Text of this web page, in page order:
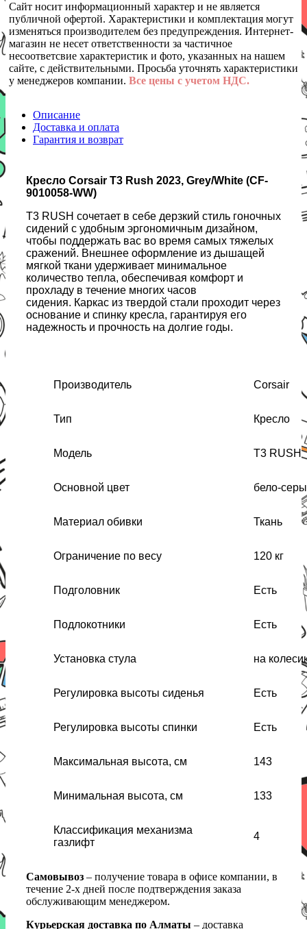
Сайт носит информационный характер и не является
публичной офертой. Характеристики и комплектация могут
изменяться производителем без предупреждения. Интернет-
магазин не несет ответственности за частичное
несоответсвие характеристик и фото, указанных на нашем
сайте, с действительными. Просьба уточнять характеристики
у менеджеров компании. Все цены с учетом НДС.
Описание
Доставка и оплата
Гарантия и возврат
Кресло Corsair T3 Rush 2023, Grey/White (CF-
9010058-WW)
T3 RUSH сочетает в себе дерзкий стиль гоночных
сидений с удобным эргономичным дизайном,
чтобы поддержать вас во время самых тяжелых
сражений. Внешнее оформление из дышащей
мягкой ткани удерживает минимальное
количество тепла, обеспечивая комфорт и
прохладу в течение многих часов
сидения. Каркас из твердой стали проходит через
основание и спинку кресла, гарантируя его
надежность и прочность на долгие годы.
Производитель Corsair
Тип Кресло
Модель T3 RUSH
Основной цвет бело-
Материал обивки Ткань
Ограничение по весу 120 кг
Подголовник Есть
Подлокотники Есть
Установка стула на
Регулировка высоты сиденья Есть
Регулировка высоты спинки Есть
Максимальная высота, см 143
Минимальная высота, см 133
Классификация механизма
газлифт
4
Самовывоз – получение товара в офисе компании, в
течение 2-х дней после подтверждения заказа
обслуживающим менеджером.
Курьерская доставка по Алматы – доставка